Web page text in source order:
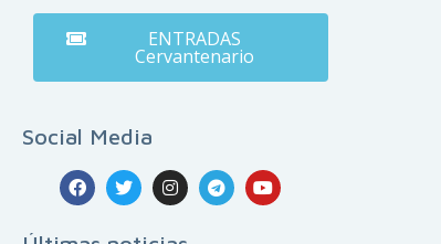
ENTRADAS
Cervantenario
Social Media